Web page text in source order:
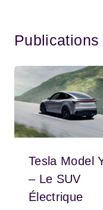
Tesla Model
– Le SUV
Électrique